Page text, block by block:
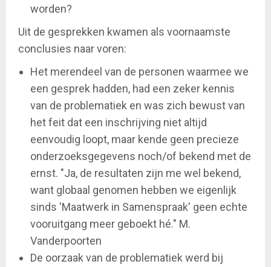
worden?
Uit de gesprekken kwamen als voornaamste
conclusies naar voren:
Het merendeel van de personen waarmee we
een gesprek hadden, had een zeker kennis
van de problematiek en was zich bewust van
het feit dat een inschrijving niet altijd
eenvoudig loopt, maar kende geen precieze
onderzoeksgegevens noch/of bekend met de
ernst. "Ja, de resultaten zijn me wel bekend,
want globaal genomen hebben we eigenlijk
sinds 'Maatwerk in Samenspraak' geen echte
vooruitgang meer geboekt hé." M.
Vanderpoorten
De oorzaak van de problematiek werd bij